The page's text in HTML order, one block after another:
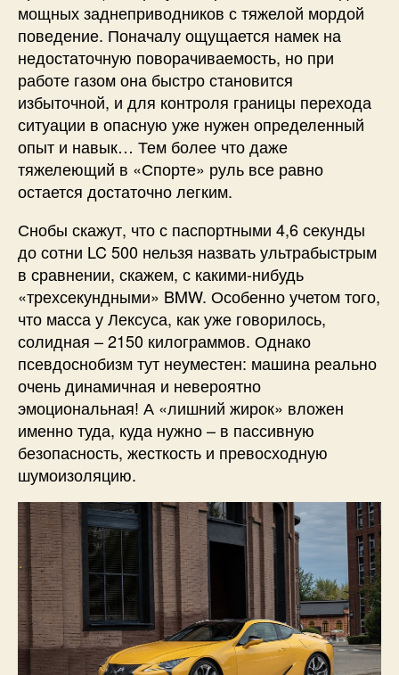
мощных заднеприводников с тяжелой мордой
поведение. Поначалу ощущается намек на
недостаточную поворачиваемость, но при
работе газом она быстро становится
избыточной, и для контроля границы перехода
ситуации в опасную уже нужен определенный
опыт и навык… Тем более что даже
тяжелеющий в «Спорте» руль все равно
остается достаточно легким.
Снобы скажут, что с паспортными 4,6 секунды
до сотни LC 500 нельзя назвать ультрабыстрым
в сравнении, скажем, с какими-нибудь
«трехсекундными» BMW. Особенно учетом того,
что масса у Лексуса, как уже говорилось,
солидная – 2150 килограммов. Однако
псевдоснобизм тут неуместен: машина реально
очень динамичная и невероятно
эмоциональная! А «лишний жирок» вложен
именно туда, куда нужно – в пассивную
безопасность, жесткость и превосходную
шумоизоляцию.